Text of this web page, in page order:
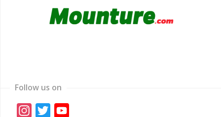
Follow us on
Instagram
Twitter